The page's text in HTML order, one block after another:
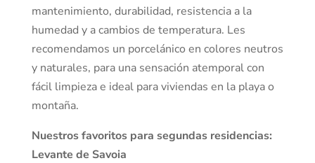
mantenimiento, durabilidad, resistencia a la
humedad y a cambios de temperatura. Les
recomendamos un porcelánico en colores neutros
y naturales, para una sensación atemporal con
fácil limpieza e ideal para viviendas en la playa o
montaña.
Nuestros favoritos para segundas residencias:
Levante de Savoia